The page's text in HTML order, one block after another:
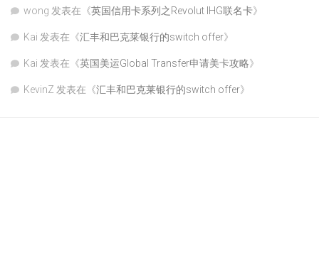
wong 发表在《英国信用卡系列之Revolut IHG联名卡》
Kai 发表在《汇丰和巴克莱银行的switch offer》
Kai 发表在《英国美运Global Transfer申请美卡攻略》
KevinZ 发表在《汇丰和巴克莱银行的switch offer》